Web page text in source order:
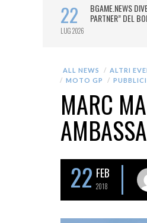
22
LUG 2026
BGAME.NEWS
PARTNER” DEL
ALL NEWS ALTRI
MOTO GP
MARC
22 FEB
2018